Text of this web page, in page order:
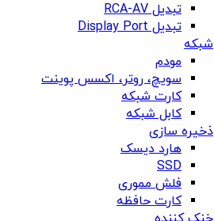
تبدیل RCA-AV
تبدیل Display Port
شبکه
مودم
سویچ، روتر، اکسس پوینت
کارت شبکه
کابل شبکه
ذخیره سازی
هارد دیسک
SSD
فلش مموری
کارت حافظه